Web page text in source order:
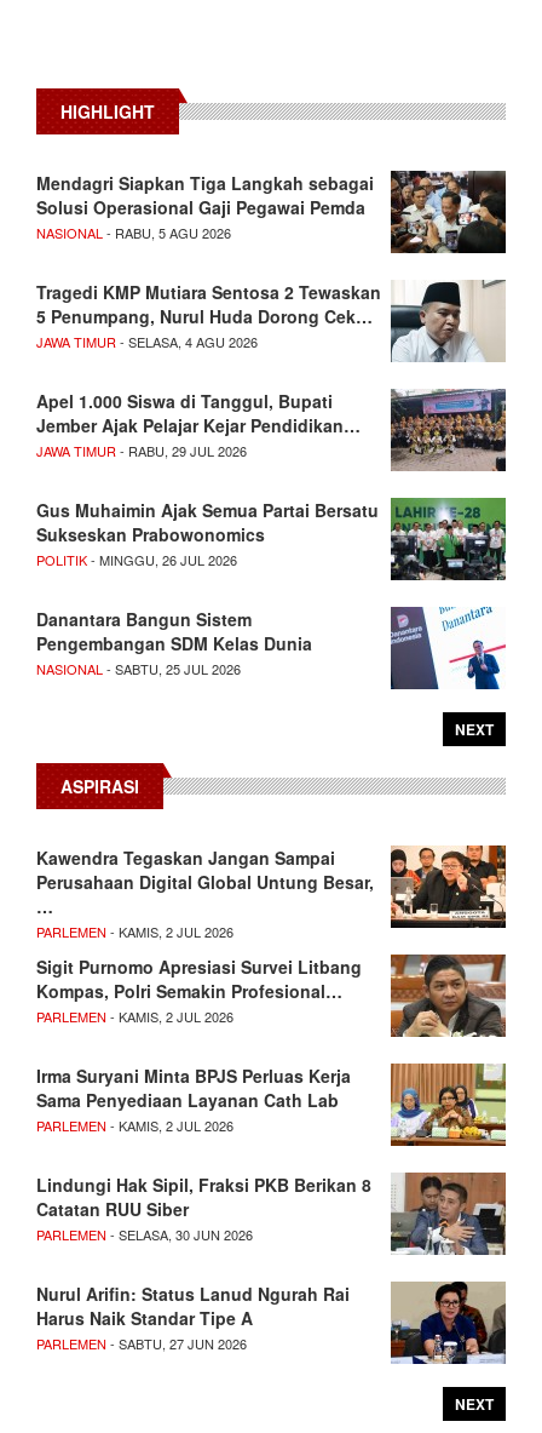
HIGHLIGHT
Mendagri Siapkan Tiga Langkah sebagai
Solusi Operasional Gaji Pegawai Pemda
NASIONAL - RABU, 5 AGU 2026
Tragedi KMP Mutiara Sentosa 2 Tewaskan
5 Penumpang, Nurul Huda Dorong Cek…
JAWA TIMUR - SELASA, 4 AGU 2026
Apel 1.000 Siswa di Tanggul, Bupati
Jember Ajak Pelajar Kejar Pendidikan…
JAWA TIMUR - RABU, 29 JUL 2026
Gus Muhaimin Ajak Semua Partai Bersatu
Sukseskan Prabowonomics
POLITIK- MINGGU, 26 JUL 2026
Danantara Bangun Sistem
Pengembangan SDM Kelas Dunia
NASIONAL - SABTU, 25 JUL 2026
NEXT
ASPIRASI
Kawendra Tegaskan Jangan Sampai
Perusahaan Digital Global Untung Besar,
…
PARLEMEN - KAMIS, 2 JUL 2026
Sigit Purnomo Apresiasi Survei Litbang
Kompas, Polri Semakin Profesional…
PARLEMEN - KAMIS, 2 JUL 2026
Irma Suryani Minta BPJS Perluas Kerja
Sama Penyediaan Layanan Cath Lab
PARLEMEN - KAMIS, 2 JUL 2026
Lindungi Hak Sipil, Fraksi PKB Berikan 8
Catatan RUU Siber
PARLEMEN - SELASA, 30 JUN 2026
Nurul Arifin: Status Lanud Ngurah Rai
Harus Naik Standar Tipe A
PARLEMEN - SABTU, 27 JUN 2026
NEXT